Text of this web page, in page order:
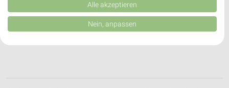
Verbesserung der Angebote. Verwendung reduzierter Daten zur Auswahl
von Inhalten.
Daten können außerhalb der Europäischen Union weitergegeben und in die
USA gesendet werden.
Website/App.
Alle akzeptieren
Nein, anpassen